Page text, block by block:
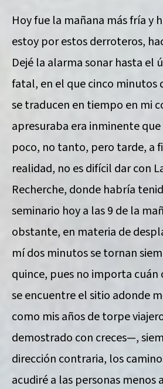
Hoy fue la mañana más fría y
estoy por estos derroteros,
Dejé la alarma sonar hasta el
fatal, en el que cinco minutos
se traducen en tiempo en mi
apresuraba era inminente
poco, no tanto, pero tarde, a
realidad, no es difícil dar con
Recherche, donde habría
seminario hoy a las 9 de la
obstante, en materia de
mí dos minutos se tornan
quince, pues no importa cuán
se encuentre el sitio adonde
como mis años de torpe
demostrado con creces—,
dirección contraria, los
acudiré a las personas menos